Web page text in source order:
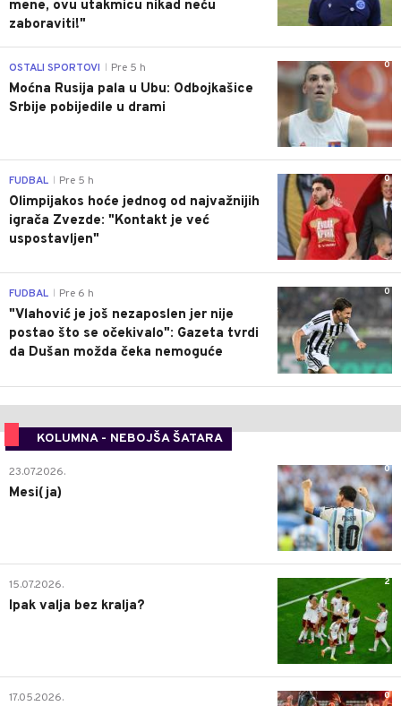
mene, ovu utakmicu nikad neću
zaboraviti!"
0
OSTALI SPORTOVI Pre 5 h
Moćna Rusija pala u Ubu: Odbojkašice
Srbije pobijedile u drami
0
FUDBAL Pre 5 h
Olimpijakos hoće jednog od najvažnijih
igrača Zvezde: "Kontakt je već
uspostavljen"
0
FUDBAL Pre 6 h
"Vlahović je još nezaposlen jer nije
postao što se očekivalo": Gazeta tvrdi
da Dušan možda čeka nemoguće
KOLUMNA - NEBOJŠA ŠATARA
0
23.07.2026.
Mesi(ja)
2
15.07.2026.
Ipak valja bez kralja?
0
17.05.2026.